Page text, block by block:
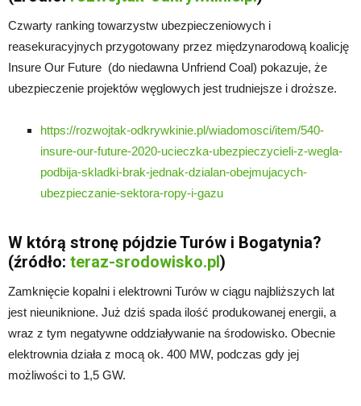
Czwarty ranking towarzystw ubezpieczeniowych i
reasekuracyjnych przygotowany przez międzynarodową koalicję
Insure Our Future (do niedawna Unfriend Coal) pokazuje, że
ubezpieczenie projektów węglowych jest trudniejsze i droższe.
https://rozwojtak-odkrywkinie.pl/wiadomosci/item/540-
insure-our-future-2020-ucieczka-ubezpieczycieli-z-wegla-
podbija-skladki-brak-jednak-dzialan-obejmujacych-
ubezpieczanie-sektora-ropy-i-gazu
W którą stronę pójdzie Turów i Bogatynia?
(źródło: teraz-srodowisko.pl)
Zamknięcie kopalni i elektrowni Turów w ciągu najbliższych lat
jest nieuniknione. Już dziś spada ilość produkowanej energii, a
wraz z tym negatywne oddziaływanie na środowisko. Obecnie
elektrownia działa z mocą ok. 400 MW, podczas gdy jej
możliwości to 1,5 GW.